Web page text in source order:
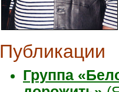
Публикации
Группа